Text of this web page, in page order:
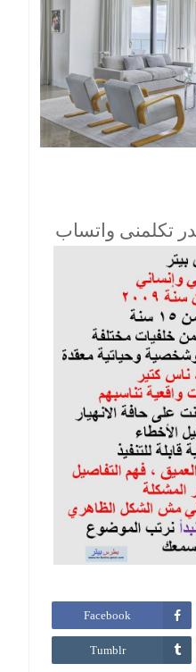
تكلمنى واتساب
Facebook
Tumblr